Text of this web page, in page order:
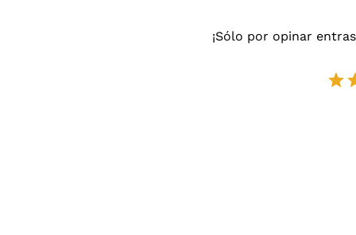
No es solo un adorno, también mejora la circulación
La instalación es muy sencilla, no necesitas
¡Sólo por opinar